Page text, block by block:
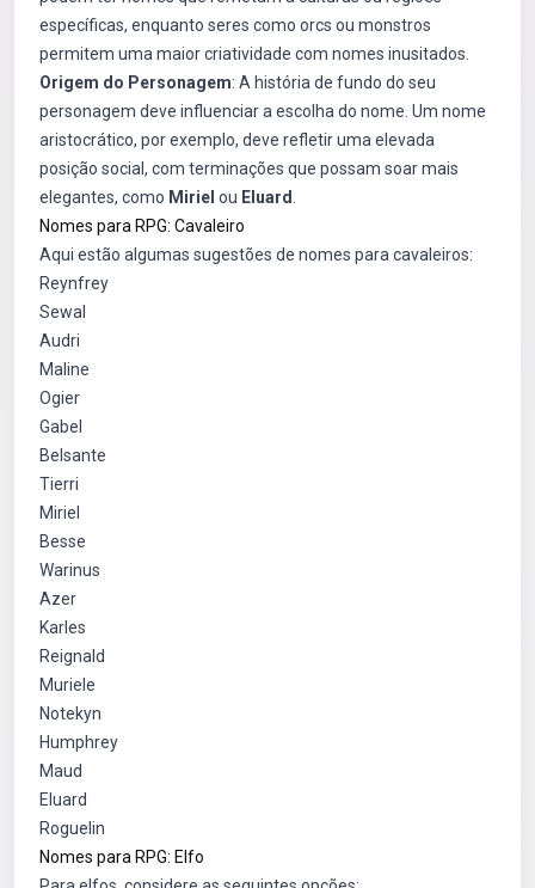
específicas, enquanto seres como orcs ou monstros
permitem uma maior criatividade com nomes inusitados.
Origem do Personagem: A história de fundo do seu
personagem deve influenciar a escolha do nome. Um nome
aristocrático, por exemplo, deve refletir uma elevada
posição social, com terminações que possam soar mais
elegantes, como Miriel ou Eluard
Nomes para RPG: Cavaleiro
Aqui estão algumas sugestões de nomes para cavaleiros:
Reynfrey
Sewal
Audri
Maline
Ogier
Gabel
Belsante
Tierri
Miriel
Besse
Warinus
Azer
Karles
Reignald
Muriele
Notekyn
Humphrey
Maud
Eluard
Roguelin
Nomes para RPG: Elfo